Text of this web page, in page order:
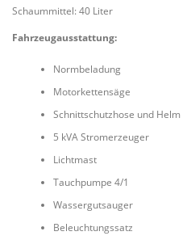
Schaummittel: 40 Liter
Fahrzeugausstattung:
Normbeladung
Motorkettensäge
Schnittschutzhose und Helm
5 kVA Stromerzeuger
Lichtmast
Tauchpumpe 4/1
Wassergutsauger
Beleuchtungssatz